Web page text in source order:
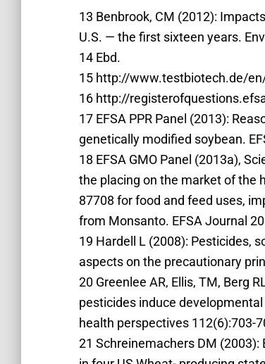
13 Benbrook, CM (2012):
U.S. — the first sixteen years.
14 Ebd.
15 http://www.testbiotech.de/
16 http://
17 EFSA PPR Panel (2013):
genetically modified soybean.
18 EFSA GMO Panel (2013a),
the placing on the market of the
87708 for food and feed uses,
from Monsanto. EFSA Journal
19 Hardell L (2008): Pesticides,
aspects on the precautionary
20 Greenlee AR, Ellis, TM, Berg
pesticides induce
health perspectives 112(6):703-
21 Schreinemachers DM